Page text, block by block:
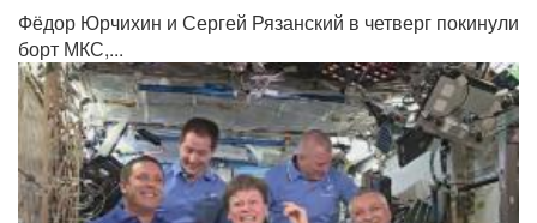
Фёдор Юрчихин и Сергей Рязанский в четверг покинули
борт МКС,...